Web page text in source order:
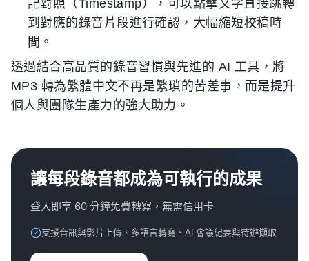
記對照（Timestamp），可以點擊文字直接跳轉
到對應的錄音片段進行確認，大幅縮短校稿時
間。
透過結合高品質的錄音習慣與先進的 AI 工具，將
MP3 轉為繁體中文不再是繁瑣的苦差事，而是提升
個人與團隊生產力的強大助力。
讓每段錄音都成為可執行的成果
登入即享 60 分鐘免費轉寫，無需信用卡
支援音訊與影片上傳、多語言轉寫、AI 會議紀要與待辦擷取